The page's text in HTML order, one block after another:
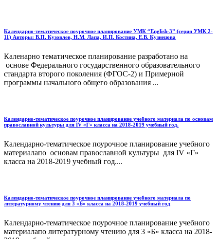
Календарно-тематическое поурочное планирование УМК “English-3” (серия УМК 2-
11) Авторы: В.П. Кузовлев, Н.М. Лапа, И.П. Костина, Е.В. Кузнецова
Каленарно тематическое планирование разработано на
основе Федерального государственного образовательного
стандарта второго поколения (ФГОС-2) и Примерной
программы начального общего образования ...
Календарно-тематическое поурочное планирование учебного материала по основам
православной культуры для IV «Г» класса на 2018-2019 учебный год.
Календарно-тематическое поурочное планирование учебного
материалапо основам православной культуры для IV «Г»
класса на 2018-2019 учебный год....
Календарно-тематическое поурочное планирование учебного материала по
литературному чтению для 3 «Б» класса на 2018-2019 учебный год
Календарно-тематическое поурочное планирование учебного
материалапо литературному чтению для 3 «Б» класса на 2018-